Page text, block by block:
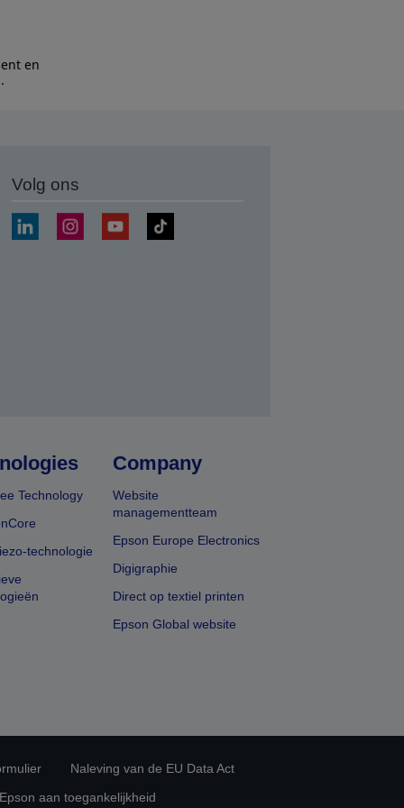
en
.
Volg ons
Technology
technologie
Company
Website
managementteam
Epson Europe Electronics
Digigraphie
Direct op textiel printen
Epson Global website
Naleving van de EU Data Act
aan toegankelijkheid